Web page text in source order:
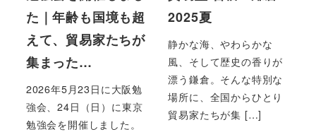
た｜年齢も国境も超
えて、貿易家たちが
集まった…
2026年5月23日に大阪勉
強会、24日（日）に東京
勉強会を開催しました。
2025夏
静かな海、やわらかな
風、そして歴史の香りが
漂う鎌倉。そんな特別な
場所に、全国からひとり
貿易家たちが集 […]